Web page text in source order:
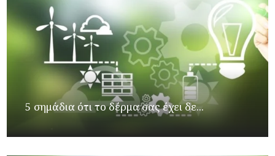
5 σημάδια ότι το δέρμα σας έχει δε...